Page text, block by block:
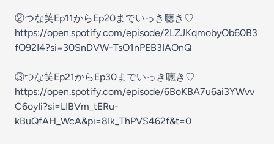
②つな笑Ep11からEp20までいっき聴き♡
⁠⁠⁠⁠⁠⁠⁠⁠⁠⁠⁠⁠⁠⁠⁠⁠⁠⁠⁠⁠⁠⁠https://open.spotify.com/episode/2LZJKqmobyOb60B3
fO92I4?si=30SnDVW-TsO1nPEB3IAOnQ⁠⁠⁠⁠⁠⁠⁠⁠⁠⁠⁠⁠⁠⁠⁠⁠⁠⁠⁠⁠⁠⁠
③つな笑Ep21からEp30までいっき聴き♡
⁠⁠⁠⁠⁠⁠⁠⁠https://open.spotify.com/episode/6BoKBA7u6ai3YWvv
C6oyIi?si=LIBVm_tERu-
kBuQfAH_WcA&pi=8Ik_ThPVS462f&t=⁠⁠⁠⁠⁠⁠⁠⁠⁠⁠⁠⁠⁠⁠⁠⁠0⁠⁠⁠⁠⁠⁠⁠⁠